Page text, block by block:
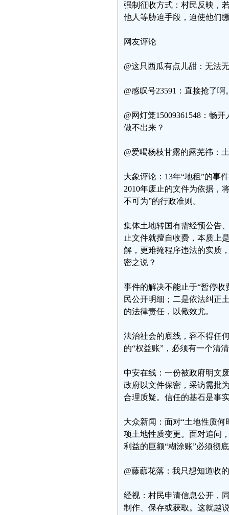
强制征收方式：村民反映，
他人等胁迫手段，迫使他们
网友评论
@这只西瓜有点儿甜：无法
@感叹号23591：直接抢了啊
@网灯笼15009361548：畅
做不出来？
@爱喝杨枝甘露的露芜祎：
大象评论：13年“地租”的事
2010年废止的文件为依据，
不可为”的行政准则。
集体土地转国有需经预公告
止文件就擅自收费，本质上
解，更难掩程序违法的实质
密之说？
事件的解决不能止于“暂停
民公开明细；二是依法纠正
的法律责任，以儆效尤。
法治社会的底线，容不得任
的“权益账”，必须有一个清
中安在线：一份被政府明文
政府以文件保密，采访需批
合理质疑。信任的基石是事
大众新闻：面对“土地性质
项土地性质变更。面对追问
利益的巨额“糊涂账”必须彻
@藤蓏花落：我只想知道收
经视：村民申请信息公开，
制作、保存或获取。这就越